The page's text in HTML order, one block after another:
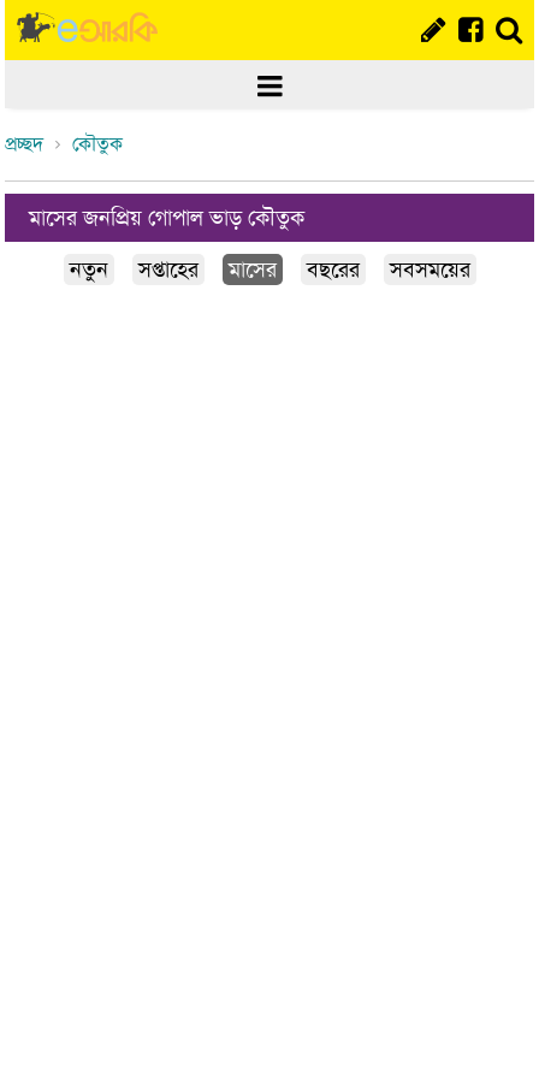
প্রচ্ছদ কৌতুক
মাসের জনপ্রিয় গোপাল ভাড় কৌতুক
নতুন
সপ্তাহের মাসের বছরের সবসময়ের